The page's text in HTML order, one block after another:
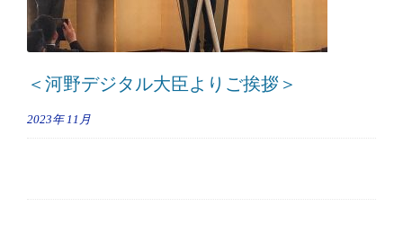
＜河野デジタル大臣よりご挨拶＞
2023年 11月